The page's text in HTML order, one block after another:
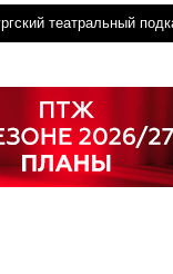
театральный